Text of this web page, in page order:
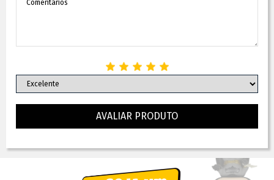
AVALIAR PRODUTO